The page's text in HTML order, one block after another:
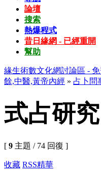
論壇
搜索
熱爆程式
昔日緣網 - 已經重開
幫助
緣生術數文化網討論區 -
餘,中醫,黃帝內經 » 占卜問
式占研究
[ 9 主題 / 74 回復 ]
收藏 RSS精華